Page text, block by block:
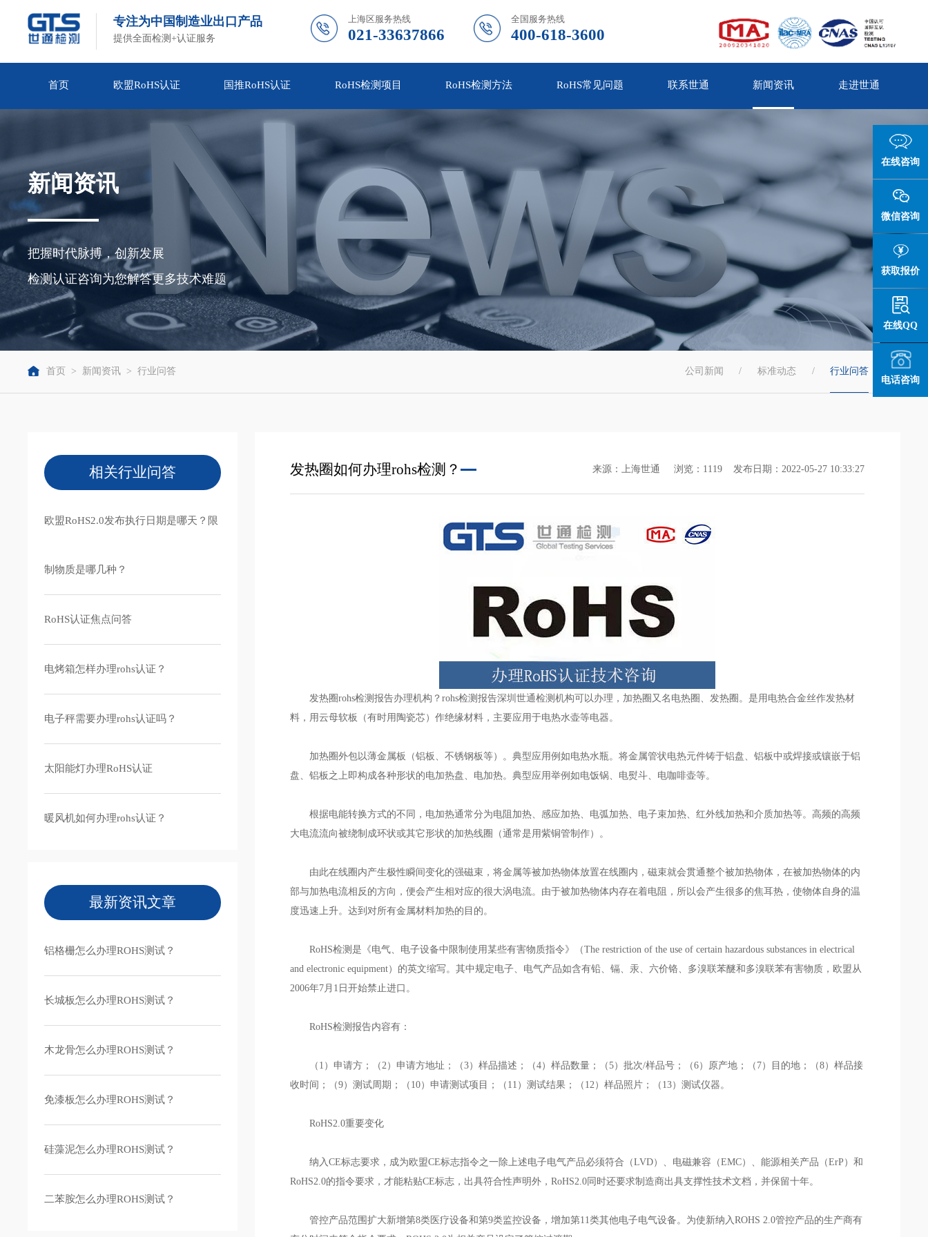
专注为中国制造业出口产品
提供全面检测+认证服务
上海区服务热线
021-33637866
全国服务热线
400-618-3600
首页 欧盟RoHS认证 国推RoHS认证 RoHS检测项目 RoHS检测方法 RoHS常见问题 联系世通 新闻资讯 走进世通
新闻资讯
把握时代脉搏，创新发展
检测认证咨询为您解答更多技术难题
首页 > 新闻资讯 > 行业问答 公司新闻 / 标准动态 / 行业问答
相关行业问答
欧盟RoHS2.0发布执行日期是哪天？限
制物质是哪几种？
RoHS认证焦点问答
电烤箱怎样办理rohs认证？
电子秤需要办理rohs认证吗？
太阳能灯办理RoHS认证
暖风机如何办理rohs认证？
最新资讯文章
铝格栅怎么办理ROHS测试？
长城板怎么办理ROHS测试？
木龙骨怎么办理ROHS测试？
免漆板怎么办理ROHS测试？
硅藻泥怎么办理ROHS测试？
二苯胺怎么办理ROHS测试？
发热圈如何办理rohs检测？ 来源：上海世通 浏览：1119 发布日期：2022-05-27 10:33:27
发热圈rohs检测报告办理机构？rohs检测报告深圳世通检测机构可以办理，加热圈又名电热圈、发热圈。是用电热合金丝作发热材
料，用云母软板（有时用陶瓷芯）作绝缘材料，主要应用于电热水壶等电器。
加热圈外包以薄金属板（铝板、不锈钢板等）。典型应用例如电热水瓶。将金属管状电热元件铸于铝盘、铝板中或焊接或镶嵌于铝
盘、铝板之上即构成各种形状的电加热盘、电加热。典型应用举例如电饭锅、电熨斗、电咖啡壶等。
根据电能转换方式的不同，电加热通常分为电阻加热、感应加热、电弧加热、电子束加热、红外线加热和介质加热等。高频的高频
大电流流向被绕制成环状或其它形状的加热线圈（通常是用紫铜管制作）。
由此在线圈内产生极性瞬间变化的强磁束，将金属等被加热物体放置在线圈内，磁束就会贯通整个被加热物体，在被加热物体的内
部与加热电流相反的方向，便会产生相对应的很大涡电流。由于被加热物体内存在着电阻，所以会产生很多的焦耳热，使物体自身的温
度迅速上升。达到对所有金属材料加热的目的。
RoHS检测是《电气、电子设备中限制使用某些有害物质指令》（The restriction of the use of certain hazardous substances in electrical
and electronic equipment）的英文缩写。其中规定电子、电气产品如含有铅、镉、汞、六价铬、多溴联苯醚和多溴联苯有害物质，欧盟从
2006年7月1日开始禁止进口。
RoHS检测报告内容有：
（1）申请方；（2）申请方地址；（3）样品描述；（4）样品数量；（5）批次/样品号；（6）原产地；（7）目的地；（8）样品接
收时间；（9）测试周期；（10）申请测试项目；（11）测试结果；（12）样品照片；（13）测试仪器。
RoHS2.0重要变化
纳入CE标志要求，成为欧盟CE标志指令之一除上述电子电气产品必须符合（LVD）、电磁兼容（EMC）、能源相关产品（ErP）和
RoHS2.0的指令要求，才能粘贴CE标志，出具符合性声明外，RoHS2.0同时还要求制造商出具支撑性技术文档，并保留十年。
管控产品范围扩大新增第8类医疗设备和第9类监控设备，增加第11类其他电子电气设备。为使新纳入ROHS 2.0管控产品的生产商有
在线咨询
微信咨询
获取报价
在线QQ
电话咨询